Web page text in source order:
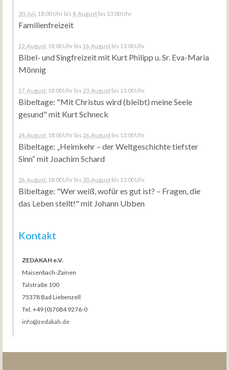
30. Juli , 18:00 Uhr bis 8. August bis 13:00 Uhr
Familienfreizeit
12. August , 18:00 Uhr bis 16. August bis 13:00 Uhr
Bibel- und Singfreizeit mit Kurt Philipp u. Sr. Eva-Maria
Mönnig
17. August , 18:00 Uhr bis 23. August bis 13:00 Uhr
Bibeltage: "Mit Christus wird (bleibt) meine Seele
gesund" mit Kurt Schneck
24. August , 18:00 Uhr bis 26. August bis 13:00 Uhr
Bibeltage: „Heimkehr – der Weltgeschichte tiefster
Sinn“ mit Joachim Schard
26. August , 18:00 Uhr bis 30. August bis 13:00 Uhr
Bibeltage: "Wer weiß, wofür es gut ist? – Fragen, die
das Leben stellt!" mit Johann Ubben
Kontakt
ZEDAKAH e.V.
Maisenbach-Zainen
Talstraße 100
75378 Bad Liebenzell
Tel. +49 (0)7084 9276-0
info@zedakah.de